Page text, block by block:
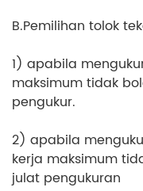
B.Pemilihan tolok
1) apabila
maksimum tidak
pengukur.
2) apabila
kerja maksimum
julat pengukuran